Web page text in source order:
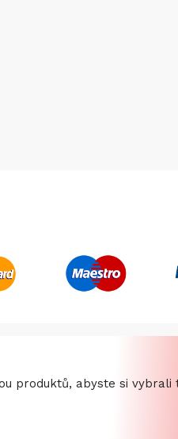
produktů, abyste si vybrali